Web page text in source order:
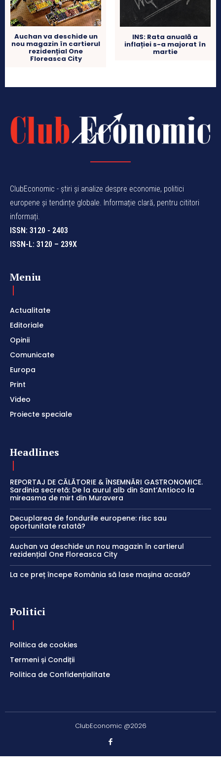
Auchan va deschide un
nou magazin în cartierul
rezidențial One
Floreasca City
INS: Rata anuală a
inflației s-a majorat în
martie
ClubEconomic - știri și analize despre economie, politici
europene și tendințe globale. Informație clară, pentru cititori
informați.
ISSN: 3120 - 2403
ISSN-L: 3120 – 239X
Meniu
Actualitate
Editoriale
Opinii
Comunicate
Europa
Print
Video
Proiecte speciale
Headlines
REPORTAJ DE CĂLĂTORIE & ÎNSEMNĂRI GASTRONOMICE.
Sardinia secretă: De la aurul alb din Sant’Antioco la
mireasma de mirt din Muravera
Decuplarea de fondurile europene: risc sau
oportunitate ratată?
Auchan va deschide un nou magazin în cartierul
rezidențial One Floreasca City
La ce preț începe România să lase mașina acasă?
Politici
Politica de cookies
Termeni și Condiții
Politica de Confidențialitate
ClubEconomic @2026